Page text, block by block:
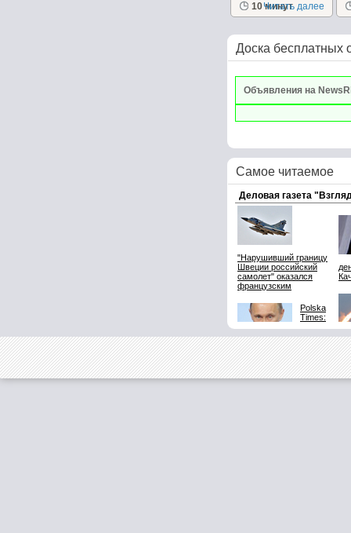
салаты очень
вкусные сами...
10 минут
Читать далее
Доска бесплатных
Объявления на
Самое читаемое